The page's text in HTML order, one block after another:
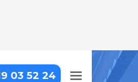
03 52 24